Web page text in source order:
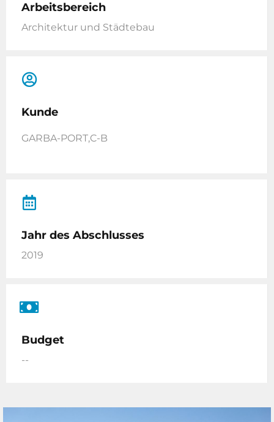
Arbeitsbereich
Architektur und Städtebau
Kunde
GARBA-PORT,C-B
Jahr des Abschlusses
2019
Budget
--